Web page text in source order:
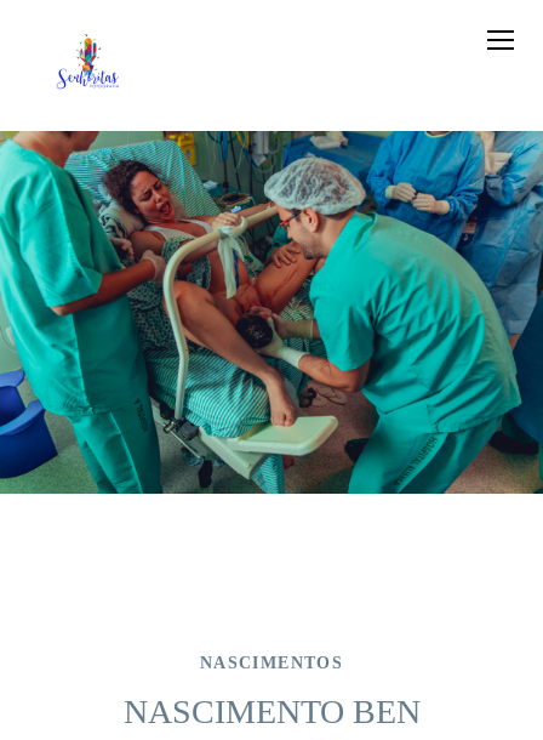
NASCIMENTOS
NASCIMENTO BEN